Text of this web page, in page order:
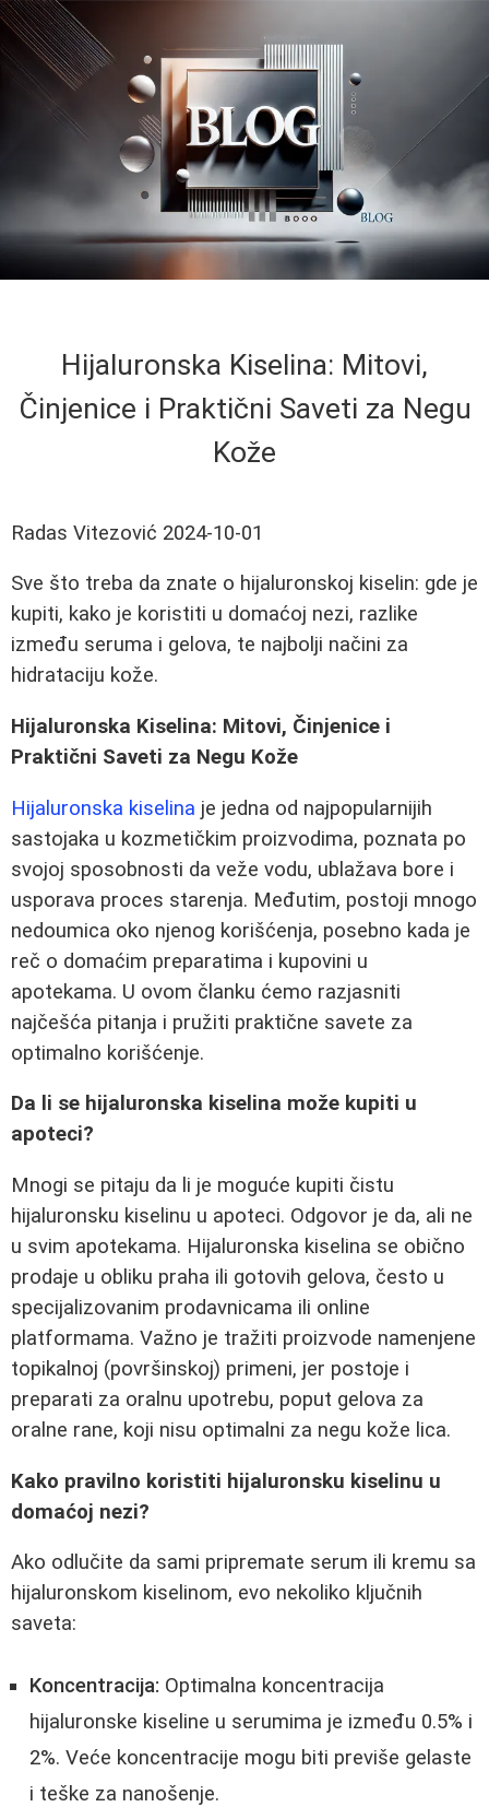
Hijaluronska Kiselina: Mitovi,
Činjenice i Praktični Saveti za Negu
Kože
Radas Vitezović 2024-10-01
Sve što treba da znate o hijaluronskoj kiselin: gde je
kupiti, kako je koristiti u domaćoj nezi, razlike
između seruma i gelova, te najbolji načini za
hidrataciju kože.
Hijaluronska Kiselina: Mitovi, Činjenice i
Praktični Saveti za Negu Kože
Hijaluronska kiselina je jedna od najpopularnijih
sastojaka u kozmetičkim proizvodima, poznata po
svojoj sposobnosti da veže vodu, ublažava bore i
usporava proces starenja. Međutim, postoji mnogo
nedoumica oko njenog korišćenja, posebno kada je
reč o domaćim preparatima i kupovini u
apotekama. U ovom članku ćemo razjasniti
najčešća pitanja i pružiti praktične savete za
optimalno korišćenje.
Da li se hijaluronska kiselina može kupiti u
apoteci?
Mnogi se pitaju da li je moguće kupiti čistu
hijaluronsku kiselinu u apoteci. Odgovor je da, ali ne
u svim apotekama. Hijaluronska kiselina se obično
prodaje u obliku praha ili gotovih gelova, često u
specijalizovanim prodavnicama ili online
platformama. Važno je tražiti proizvode namenjene
topikalnoj (površinskoj) primeni, jer postoje i
preparati za oralnu upotrebu, poput gelova za
oralne rane, koji nisu optimalni za negu kože lica.
Kako pravilno koristiti hijaluronsku kiselinu u
domaćoj nezi?
Ako odlučite da sami pripremate serum ili kremu sa
hijaluronskom kiselinom, evo nekoliko ključnih
saveta:
Koncentracija: Optimalna koncentracija
hijaluronske kiseline u serumima je između 0.5% i
2%. Veće koncentracije mogu biti previše gelaste
i teške za nanošenje.